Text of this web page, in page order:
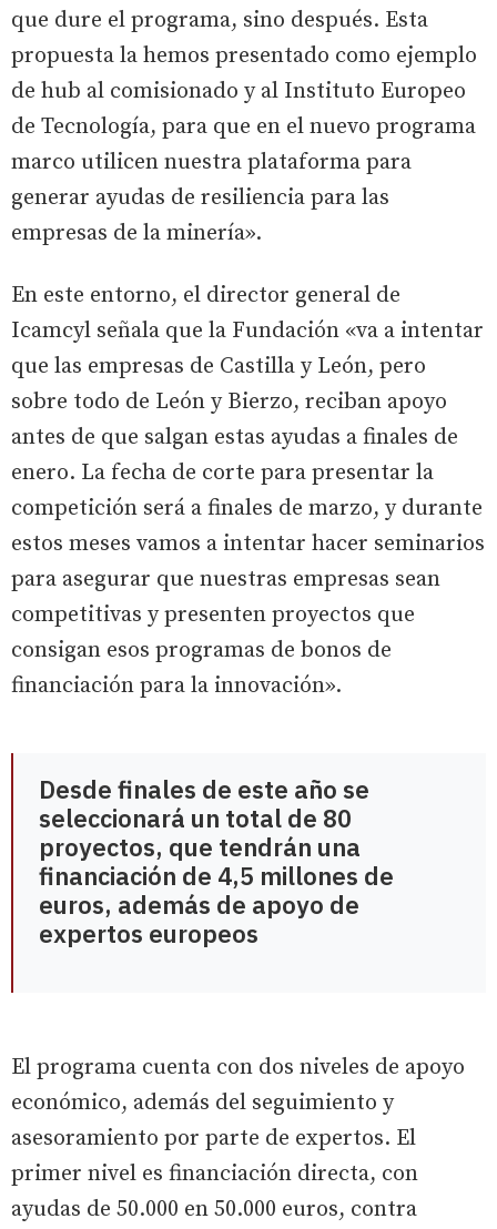
que dure el programa, sino después. Esta
propuesta la hemos presentado como ejemplo
de hub al comisionado y al Instituto Europeo
de Tecnología, para que en el nuevo programa
marco utilicen nuestra plataforma para
generar ayudas de resiliencia para las
empresas de la minería».
En este entorno, el director general de
Icamcyl señala que la Fundación «va a intentar
que las empresas de Castilla y León, pero
sobre todo de León y Bierzo, reciban apoyo
antes de que salgan estas ayudas a finales de
enero. La fecha de corte para presentar la
competición será a finales de marzo, y durante
estos meses vamos a intentar hacer seminarios
para asegurar que nuestras empresas sean
competitivas y presenten proyectos que
consigan esos programas de bonos de
financiación para la innovación».
Desde finales de este año se
seleccionará un total de 80
proyectos, que tendrán una
financiación de 4,5 millones de
euros, además de apoyo de
expertos europeos
El programa cuenta con dos niveles de apoyo
económico, además del seguimiento y
asesoramiento por parte de expertos. El
primer nivel es financiación directa, con
ayudas de 50.000 en 50.000 euros, contra